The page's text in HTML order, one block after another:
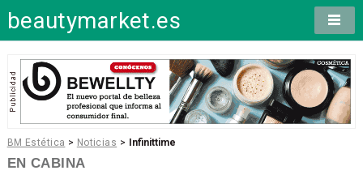
beautymarket.es
BM Estética > Noticias > Infinittime
EN CABINA